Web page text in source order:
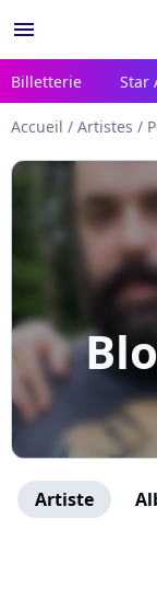
menu
Billetterie Star
Accueil / Artistes /
Artiste